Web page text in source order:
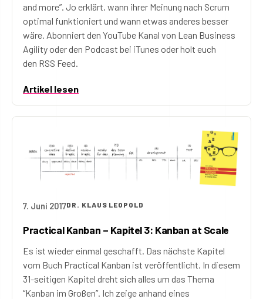
and more”. Jo erklärt, wann ihrer Meinung nach Scrum
optimal funktioniert und wann etwas anderes besser
wäre. Abonniert den YouTube Kanal von Lean Business
Agility oder den Podcast bei iTunes oder holt euch
den RSS Feed.
Artikel lesen
7. Juni 2017DR. KLAUS LEOPOLD
Practical Kanban – Kapitel 3: Kanban at Scale
Es ist wieder einmal geschafft. Das nächste Kapitel
vom Buch Practical Kanban ist veröffentlicht. In diesem
31-seitigen Kapitel dreht sich alles um das Thema
“Kanban im Großen”. Ich zeige anhand eines